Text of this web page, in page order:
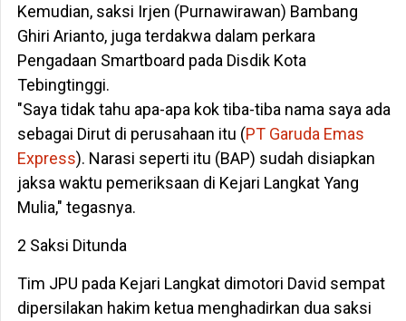
Kemudian, saksi Irjen (Purnawirawan) Bambang
Ghiri Arianto, juga terdakwa dalam perkara
Pengadaan Smartboard pada Disdik Kota
Tebingtinggi.
"Saya tidak tahu apa-apa kok tiba-tiba nama saya ada
sebagai Dirut di perusahaan itu (PT Garuda Emas
Express). Narasi seperti itu (BAP) sudah disiapkan
jaksa waktu pemeriksaan di Kejari Langkat Yang
Mulia," tegasnya.
2 Saksi Ditunda
Tim JPU pada Kejari Langkat dimotori David sempat
dipersilakan hakim ketua menghadirkan dua saksi